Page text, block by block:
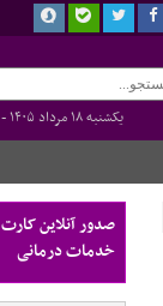
یکشنبه ۱۸ مرداد ۱۴۰۵ -
صدور آنلاین کارت
خدمات درمانی